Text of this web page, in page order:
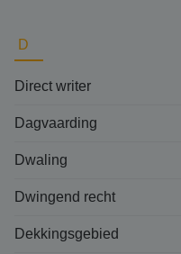
D
Direct writer
Dagvaarding
Dwaling
Dwingend recht
Dekkingsgebied